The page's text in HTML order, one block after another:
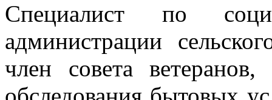
Специалист по
администрации
член совета